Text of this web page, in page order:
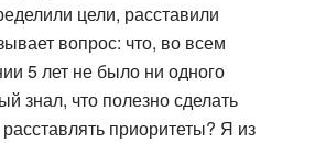
цели, расставили
вопрос: что, во всем
5 лет не было ни одного
знал, что полезно сделать
приоритеты? Я из